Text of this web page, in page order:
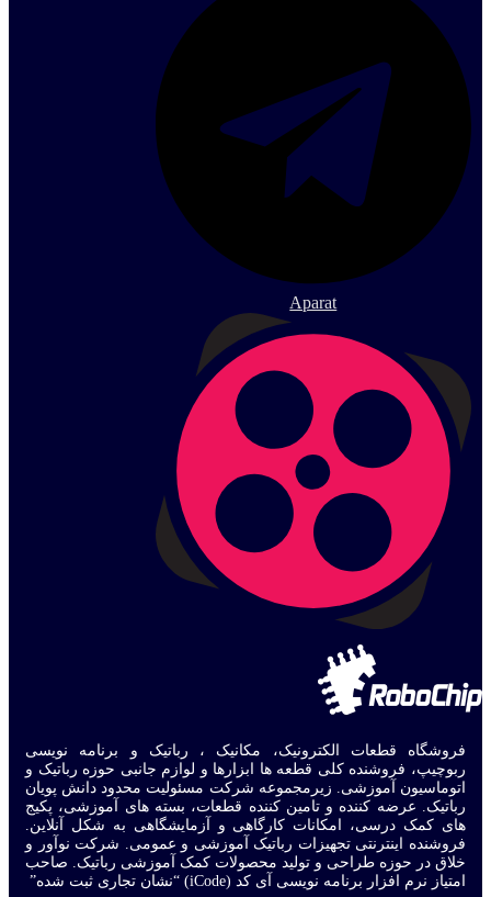
Aparat
فروشگاه قطعات الکترونیک، مکانیک ، رباتیک و برنامه نویسی
ربوچیپ، فروشنده کلی قطعه ها ابزارها و لوازم جانبی حوزه رباتیک و
اتوماسیون آموزشی. زیرمجموعه شرکت مسئولیت محدود دانش پویان
رباتیک. عرضه کننده و تامین کننده قطعات، بسته های آموزشی، پکیج
های کمک درسی، امکانات کارگاهی و آزمایشگاهی به شکل آنلاین.
فروشنده اینترنتی تجهیزات رباتیک آموزشی و عمومی. شرکت نوآور و
خلاق در حوزه طراحی و تولید محصولات کمک آموزشی رباتیک. صاحب
امتیاز نرم افزار برنامه نویسی آی کد (iCode) “نشان تجاری ثبت شده”